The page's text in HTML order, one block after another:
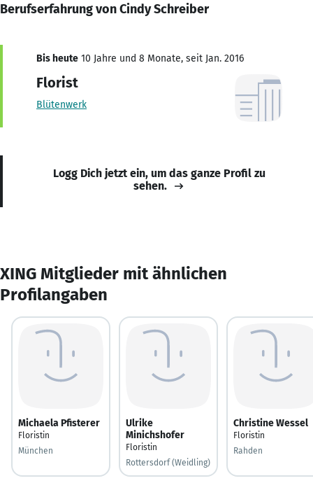
Berufserfahrung von Cindy Schreiber
Bis heute 10 Jahre und 8 Monate, seit Jan. 2016
Florist
Blütenwerk
Logg Dich jetzt ein, um das ganze Profil zu
sehen.
XING Mitglieder mit ähnlichen
Profilangaben
Michaela Pfisterer
Floristin
München
Ulrike
Minichshofer
Floristin
Rottersdorf (Weidling)
Christine Wessel
Floristin
Rahden